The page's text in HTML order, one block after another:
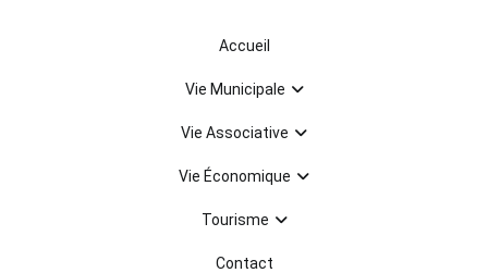
Accueil
Vie Municipale
Vie Associative
Vie Économique
Tourisme
Contact